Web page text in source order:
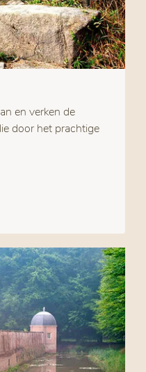
en verken de
door het prachtige